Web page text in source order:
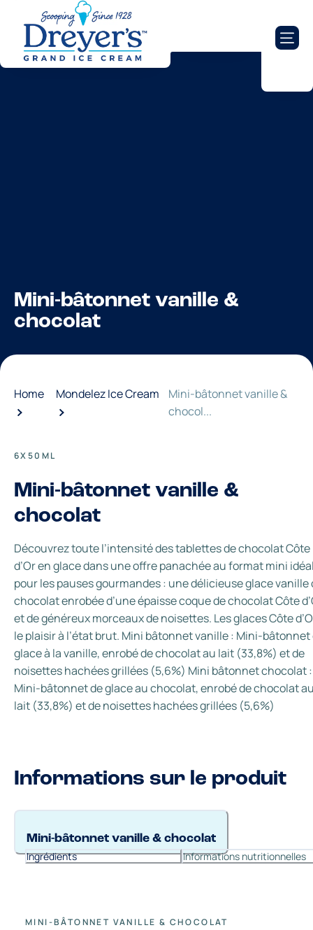
Mini-bâtonnet vanille &
chocolat
Home Mondelez Ice Cream
Mini-bâtonnet vanille &
chocol...
6X50ML
Mini-bâtonnet vanille &
chocolat
Découvrez toute l’intensité des tablettes de chocolat Côte
d’Or en glace dans une offre panachée au format mini
pour les pauses gourmandes : une délicieuse glace vanille
chocolat enrobée d’une épaisse coque de chocolat Côte
et de généreux morceaux de noisettes. Les glaces Côte
le plaisir à l’état brut. Mini bâtonnet vanille : Mini-bâtonnet
glace à la vanille, enrobé de chocolat au lait (33,8%) et de
noisettes hachées grillées (5,6%) Mini bâtonnet chocolat :
Mini-bâtonnet de glace au chocolat, enrobé de chocolat
lait (33,8%) et de noisettes hachées grillées (5,6%)
Informations sur le produit
Mini-bâtonnet vanille & chocolat
Ingrédients Informations nutritionnelles
MINI-BÂTONNET VANILLE & CHOCOLAT